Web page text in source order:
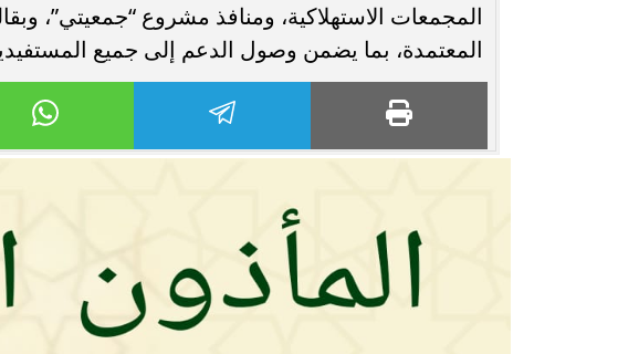
المجمعات الاستهلاكية، ومنافذ مشروع “جمعيتي”،
المعتمدة، بما يضمن وصول الدعم إلى جميع